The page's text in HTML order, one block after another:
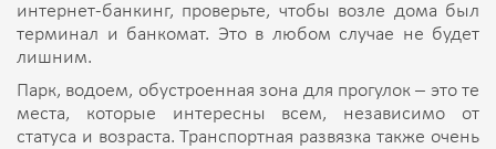
интернет-банкинг, проверьте, чтобы возле дома был
терминал и банкомат. Это в любом случае не будет
лишним.
Парк, водоем, обустроенная зона для прогулок – это те
места, которые интересны всем, независимо от
статуса и возраста. Транспортная развязка также очень